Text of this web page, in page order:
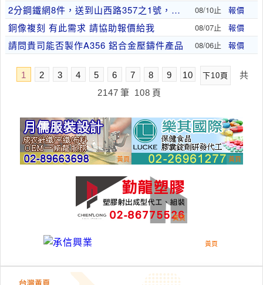
2分鋼鐵網8件，送到山西路357之1號，價錢多少 08/10止 報價
銅像複刻 有此需求 請協助報價給我 08/07止 報價
請問貴司能否製作A356 鋁合金壓鑄件產品 08/06止 報價
1 2 3 4 5 6 7 8 9 10 下10頁
共
2147 筆 108 頁